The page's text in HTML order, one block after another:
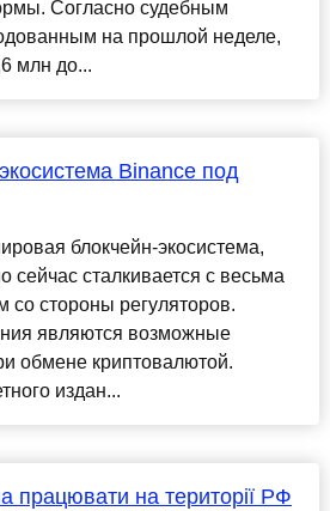
Согласно судебным
на прошлой неделе,
млн до...
Binance под
блокчейн-экосистема,
сейчас сталкивается с весьма
стороны регуляторов.
являются возможные
обмене криптовалютой.
издан...
працювати на території РФ